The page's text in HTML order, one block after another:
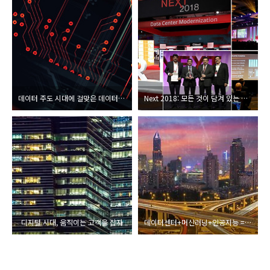
데이터 주도 시대에 걸맞은 데이터 관리 전략 Next 2018: 모든 것이 담겨 있는 데이터, 제대로 들여다보다
디지털 시대, 움직이는 고객을 잡자 데이터센터+머신러닝+인공지능 = 미래의 데이터센터